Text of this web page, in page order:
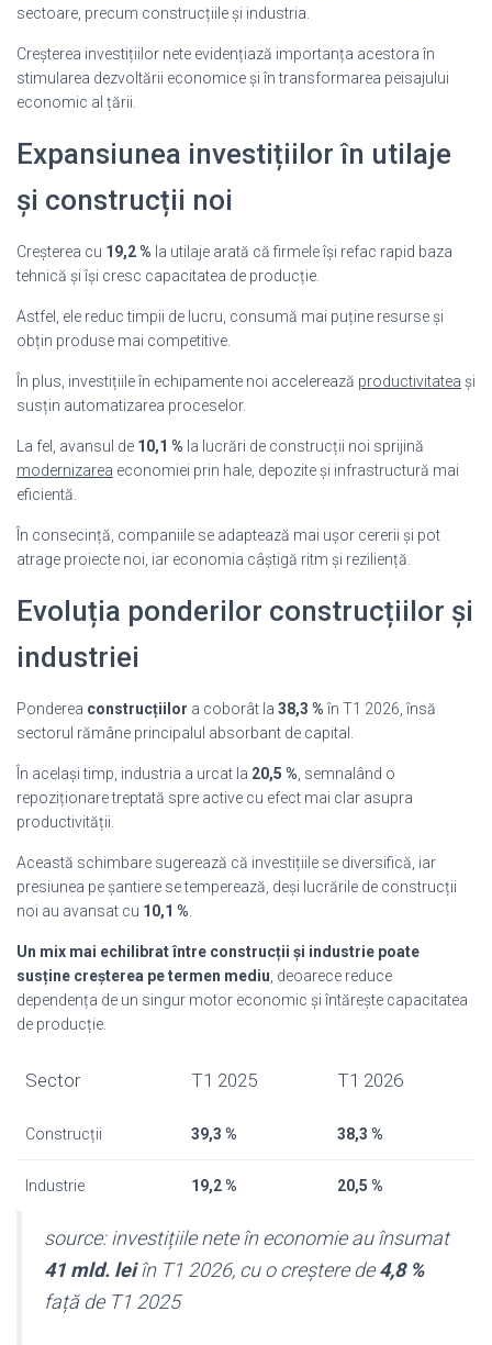
sectoare, precum construcțiile și industria.
Creșterea investițiilor nete evidențiază importanța acestora în
stimularea dezvoltării economice și în transformarea peisajului
economic al țării.
Expansiunea investițiilor în utilaje
și construcții noi
Creșterea cu 19,2 % la utilaje arată că firmele își refac rapid baza
tehnică și își cresc capacitatea de producție.
Astfel, ele reduc timpii de lucru, consumă mai puține resurse și
obțin produse mai competitive.
În plus, investițiile în echipamente noi accelerează productivitatea și
susțin automatizarea proceselor.
La fel, avansul de 10,1 % la lucrări de construcții noi sprijină
modernizarea economiei prin hale, depozite și infrastructură mai
eficientă.
În consecință, companiile se adaptează mai ușor cererii și pot
atrage proiecte noi, iar economia câștigă ritm și reziliență.
Evoluția ponderilor construcțiilor și
industriei
Ponderea construcțiilor a coborât la 38,3 % în T1 2026, însă
sectorul rămâne principalul absorbant de capital.
În același timp, industria a urcat la 20,5 % , semnalând o
repoziționare treptată spre active cu efect mai clar asupra
productivității.
Această schimbare sugerează că investițiile se diversifică, iar
presiunea pe șantiere se temperează, deși lucrările de construcții
noi au avansat cu 10,1 %
Un mix mai echilibrat între construcții și industrie poate
susține creșterea pe termen mediu , deoarece reduce
dependența de un singur motor economic și întărește capacitatea
de producție.
Sector T1 2025 T1 2026
Construcții 39,3 % 38,3 %
Industrie 19,2 % 20,5 %
source: investițiile nete în economie au însumat
41 mld. leiîn T1 2026, cu o creștere de4,8 %
față de T1 2025